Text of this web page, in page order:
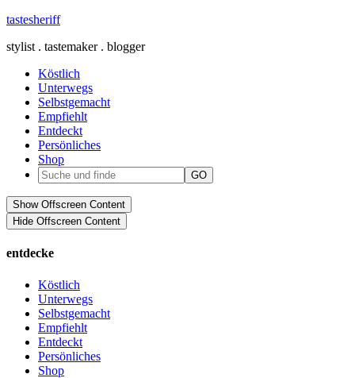
tastesheriff
stylist . tastemaker . blogger
Köstlich
Unterwegs
Selbstgemacht
Empfiehlt
Entdeckt
Persönliches
Shop
Show Offscreen Content
Hide Offscreen Content
entdecke
Köstlich
Unterwegs
Selbstgemacht
Empfiehlt
Entdeckt
Persönliches
Shop